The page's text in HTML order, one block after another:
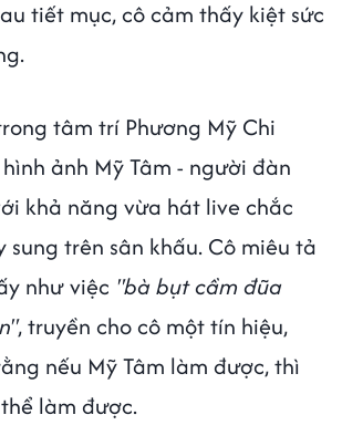
tiết mục, cô cảm thấy kiệt sức
tâm trí Phương Mỹ Chi
ảnh Mỹ Tâm - người đàn
khả năng vừa hát live chắc
sung trên sân khấu. Cô miêu tả
như việc "bà bụt cầm đũa
, truyền cho cô một tín hiệu,
nếu Mỹ Tâm làm được, thì
làm được.